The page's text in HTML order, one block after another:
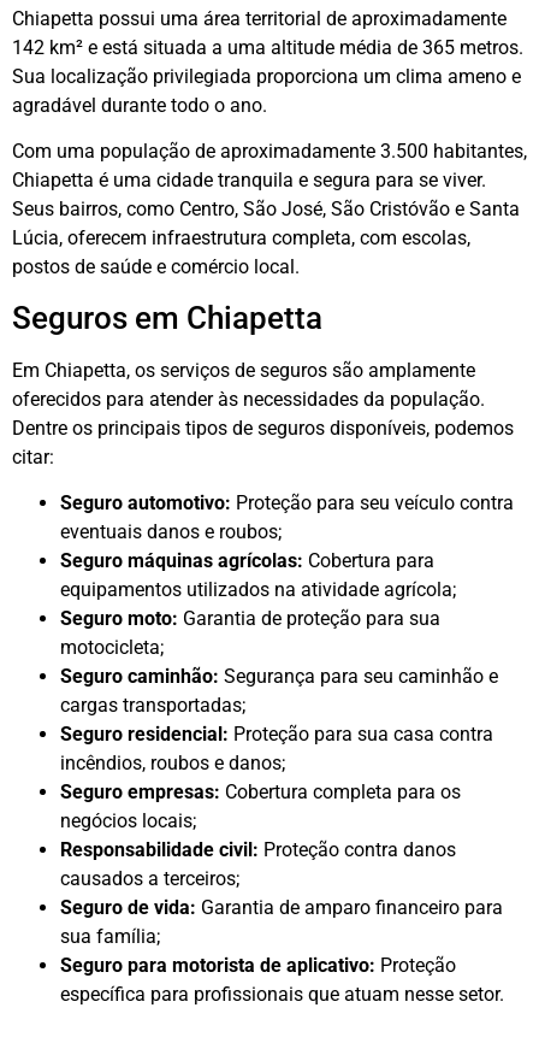
Chiapetta possui uma área territorial de aproximadamente
142 km² e está situada a uma altitude média de 365 metros.
Sua localização privilegiada proporciona um clima ameno e
agradável durante todo o ano.
Com uma população de aproximadamente 3.500 habitantes,
Chiapetta é uma cidade tranquila e segura para se viver.
Seus bairros, como Centro, São José, São Cristóvão e Santa
Lúcia, oferecem infraestrutura completa, com escolas,
postos de saúde e comércio local.
Seguros em Chiapetta
Em Chiapetta, os serviços de seguros são amplamente
oferecidos para atender às necessidades da população.
Dentre os principais tipos de seguros disponíveis, podemos
citar:
Seguro automotivo: Proteção para seu veículo contra
eventuais danos e roubos;
Seguro máquinas agrícolas: Cobertura para
equipamentos utilizados na atividade agrícola;
Seguro moto: Garantia de proteção para sua
motocicleta;
Seguro caminhão: Segurança para seu caminhão e
cargas transportadas;
Seguro residencial: Proteção para sua casa contra
incêndios, roubos e danos;
Seguro empresas: Cobertura completa para os
negócios locais;
Responsabilidade civil: Proteção contra danos
causados a terceiros;
Seguro de vida: Garantia de amparo financeiro para
sua família;
Seguro para motorista de aplicativo: Proteção
específica para profissionais que atuam nesse setor.